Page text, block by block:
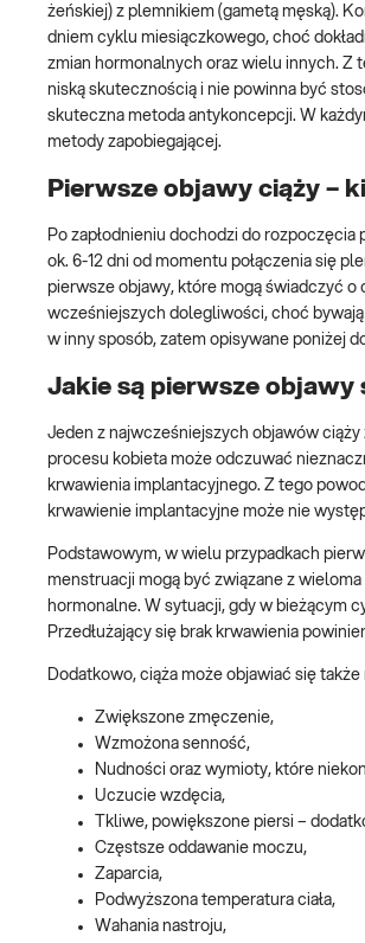
żeńskiej) z plemnikiem (gametą męską).
dniem cyklu miesiączkowego, choć
zmian hormonalnych oraz wielu innych. Z
niską skutecznością i nie powinna być
skuteczna metoda antykoncepcji. W
metody zapobiegającej.
Pierwsze objawy ciąży –
Po zapłodnieniu dochodzi do
ok. 6-12 dni od momentu połączenia się
pierwsze objawy, które mogą świadczyć
wcześniejszych dolegliwości, choć
w inny sposób, zatem opisywane poniżej
Jakie są pierwsze objawy
Jeden z najwcześniejszych objawów
procesu kobieta może odczuwać
krwawienia implantacyjnego. Z tego
krwawienie implantacyjne może nie
Podstawowym, w wielu przypadkach
menstruacji mogą być związane z
hormonalne. W sytuacji, gdy w bieżącym
Przedłużający się brak krwawienia
Dodatkowo, ciąża może objawiać się
Zwiększone zmęczenie,
Wzmożona senność,
Nudności oraz wymioty, które
Uczucie wzdęcia,
Tkliwe, powiększone piersi –
Częstsze oddawanie moczu,
Zaparcia,
Podwyższona temperatura ciała,
Wahania nastroju,